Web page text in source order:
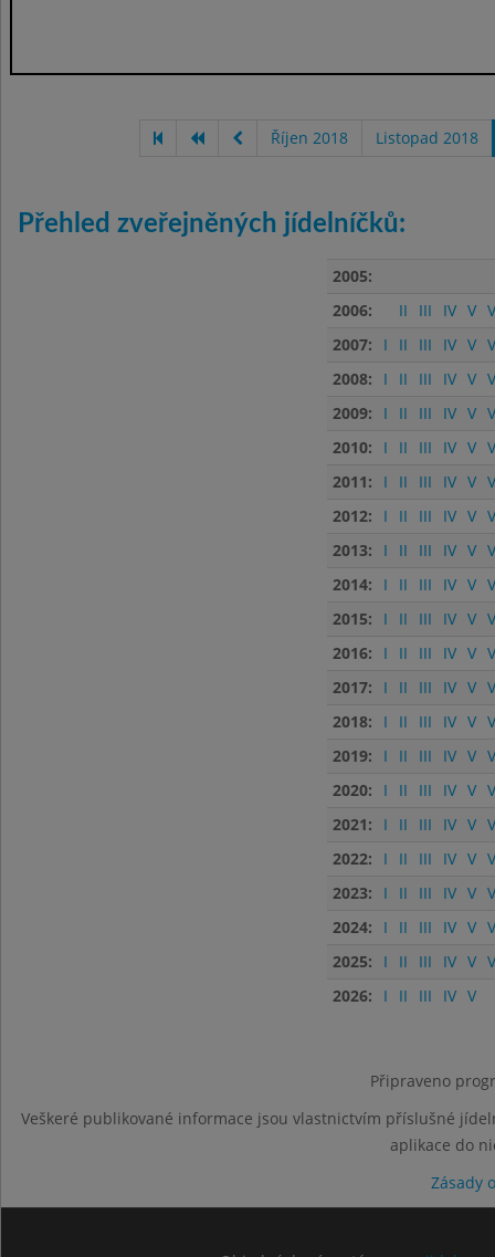
Říjen 2018 Listopad 2018
Přehled zveřejněných jídelníčků:
2005:
2006:
II III IV V
2007:
I II III IV V
2008:
I II III IV V
2009:
I II III IV V
2010:
I II III IV V
2011:
I II III IV V
2012:
I II III IV V
2013:
I II III IV V
2014:
I II III IV V
2015:
I II III IV V
2016:
I II III IV V
2017:
I II III IV V
2018:
I II III IV V
2019:
I II III IV V
2020:
I II III IV V
2021:
I II III IV V
2022:
I II III IV V
2023:
I II III IV V
2024:
I II III IV V
2025:
I II III IV V
2026:
I II III IV V
Připraveno
Veškeré publikované informace jsou vlastnictvím příslušné
aplikace do
Zásady